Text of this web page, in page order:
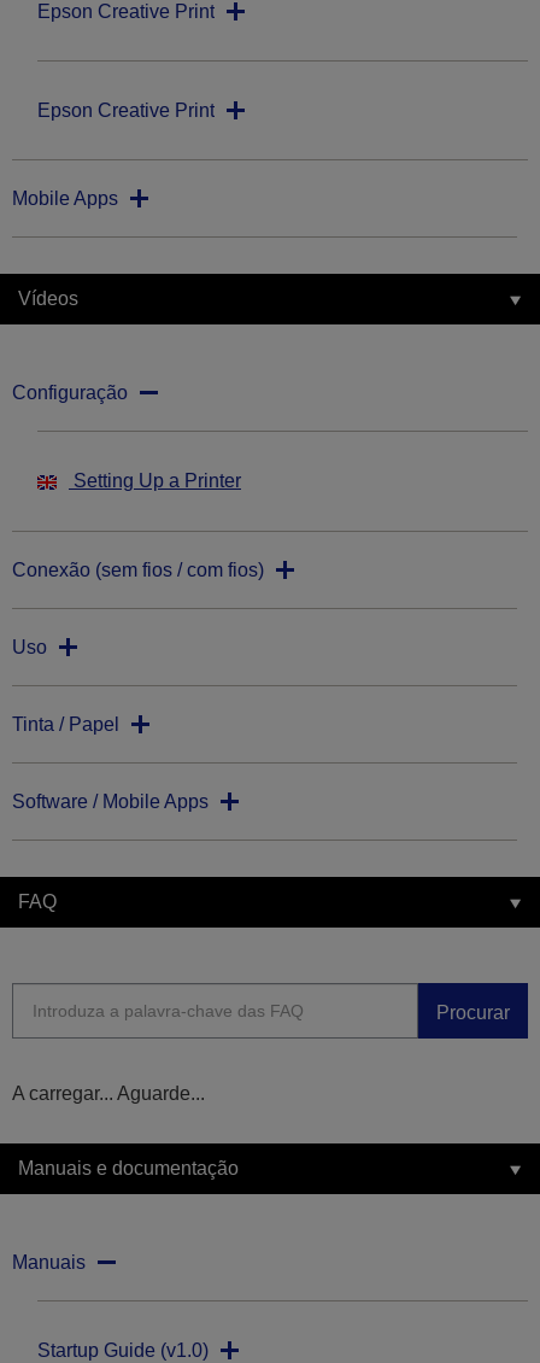
Epson Creative Print
Epson Creative Print
Mobile Apps
Vídeos
Configuração
Setting Up a Printer
Conexão (sem fios / com fios)
Uso
Tinta / Papel
Software / Mobile Apps
FAQ
Procurar
A carregar... Aguarde...
Manuais e documentação
Manuais
Startup Guide (v1.0)